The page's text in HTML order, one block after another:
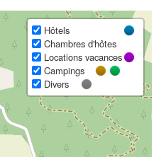
Hôtels
Chambres d'hôtes
Locations vacances
Campings
Divers